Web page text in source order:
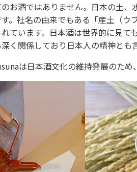
お酒ではありません。日本の土
。社名の由来でもある「産土（
ています。日本酒は世界的に見て
く関係しており日本人の精神とも
は日本酒文化の維持発展のため